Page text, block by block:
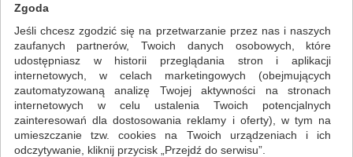
OZNAKOWANIE FIRM (6)
FILTRY
PRODUKT
INSTRUKCJE...
INSTRUKCJE PPOŻ
TABLICE BUDOWLANE
Zgoda
Jeśli chcesz zgodzić się na przetwarzanie przez nas i naszych
zaufanych partnerów, Twoich danych osobowych, które
udostępniasz w historii przeglądania stron i aplikacji
internetowych, w celach marketingowych (obejmujących
zautomatyzowaną analizę Twojej aktywności na stronach
internetowych w celu ustalenia Twoich potencjalnych
zainteresowań dla dostosowania reklamy i oferty), w tym na
umieszczanie tzw. cookies na Twoich urządzeniach i ich
odczytywanie, kliknij przycisk „Przejdź do serwisu”.